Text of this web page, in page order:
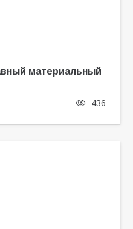
материальный
436